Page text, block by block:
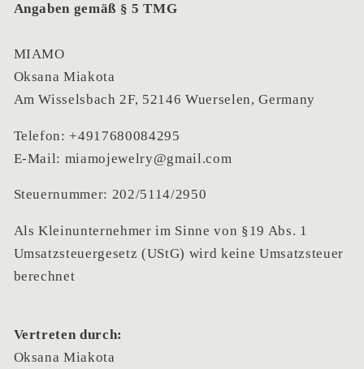
Angaben gemäß § 5 TMG
MIAMO
Oksana Miakota
Am Wisselsbach 2F, 52146 Wuerselen, Germany
Telefon: +4917680084295
E-Mail: miamojewelry@gmail.com
Steuernummer: 202/5114/2950
Als Kleinunternehmer im Sinne von §19 Abs. 1
Umsatzsteuergesetz (UStG) wird keine Umsatzsteuer
berechnet
Vertreten durch:
Oksana Miakota